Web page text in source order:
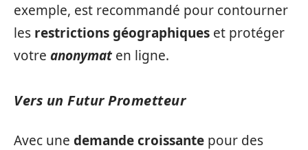
exemple, est recommandé pour contourner
les restrictions géographiques et protéger
votre anonymat en ligne.
Vers un Futur Prometteur
Avec une demande croissante pour des